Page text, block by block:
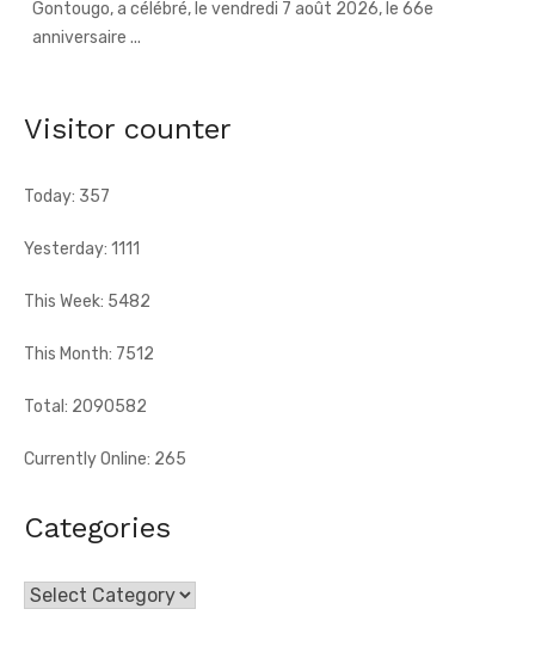
anniversaire ...
66e anniversaire de l'indépendance à Tougbo - Le
[Fratmat.info] À l'occasion de la célébration du 66e
préfet de Tougbo, dans ...
Visitor counter
Today: 357
Yesterday: 1111
This Week: 5482
This Month: 7512
Total: 2090582
Currently Online: 265
Categories
Categories